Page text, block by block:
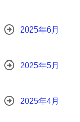
2025年6月
2025年5月
2025年4月